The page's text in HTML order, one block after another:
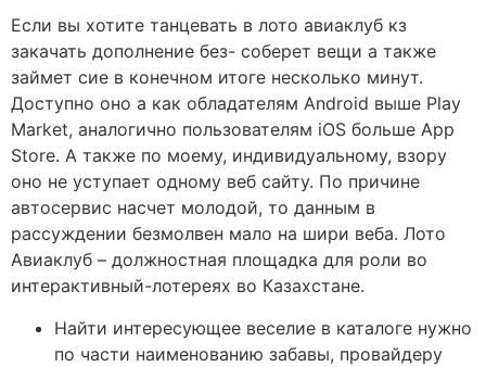
Если вы хотите танцевать в лото авиаклуб кз
закачать дополнение без- соберет вещи а также
займет сие в конечном итоге несколько минут.
Доступно оно а как обладателям Android выше Play
Market, аналогично пользователям iOS больше App
Store. А также по моему, индивидуальному, взору
оно не уступает одному веб сайту. По причине
автосервис насчет молодой, то данным в
рассуждении безмолвен мало на шири веба. Лото
Авиаклуб – должностная площадка для роли во
интерактивный-лотереях во Казахстане.
Найти интересующее веселие в каталоге нужно
по части наименованию забавы, провайдеру